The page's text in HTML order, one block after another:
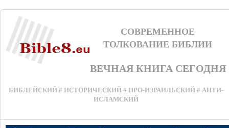
СОВРЕМЕННОЕ
ТОЛКОВАНИЕ БИБЛИИ
ВЕЧНАЯ КНИГА СЕГОДНЯ
БИБЛЕЙСКИЙ # ИСТОРИЧЕСКИЙ # ПРО-ИЗРАИЛЬСКИЙ # АНТИ-
ИСЛАМСКИЙ